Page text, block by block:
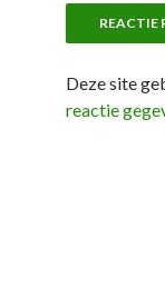
Deze site
reactie